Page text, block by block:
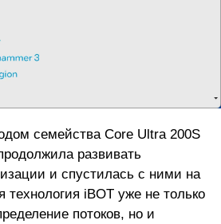
семейства Core Ultra 200S
развивать
и спустилась с ними на
технология iBOT уже не только
потоков, но и